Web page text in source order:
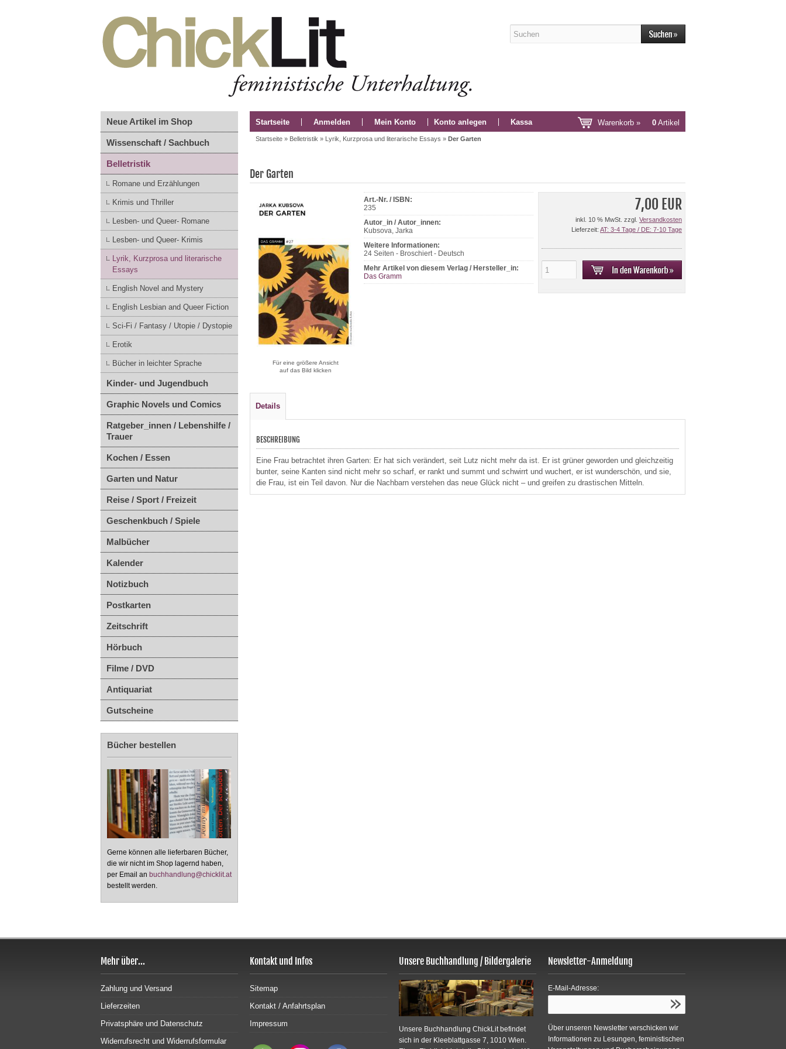
Neue Artikel im Shop
Wissenschaft / Sachbuch
Belletristik
Romane und Erzählungen
Krimis und Thriller
Lesben- und Queer- Romane
Lesben- und Queer- Krimis
Lyrik, Kurzprosa und literarische
Essays
English Novel and Mystery
English Lesbian and Queer Fiction
Sci-Fi / Fantasy / Utopie / Dystopie
Erotik
Bücher in leichter Sprache
Kinder- und Jugendbuch
Graphic Novels und Comics
Ratgeber_innen / Lebenshilfe /
Trauer
Kochen / Essen
Garten und Natur
Reise / Sport / Freizeit
Geschenkbuch / Spiele
Malbücher
Kalender
Notizbuch
Postkarten
Zeitschrift
Hörbuch
Filme / DVD
Antiquariat
Gutscheine
Bücher bestellen
Gerne können alle lieferbaren Bücher,
die wir nicht im Shop lagernd haben,
per Email an buchhandlung@chicklit.at
bestellt werden.
Startseite Anmelden Mein Konto Konto anlegen Kassa Warenkorb » 0 Artikel
Startseite » Belletristik » Lyrik, Kurzprosa und literarische Essays » Der Garten
Der Garten
Für eine größere Ansicht
auf das Bild klicken
Art.-Nr. / ISBN:
235
Autor_in / Autor_innen:
Kubsova, Jarka
Weitere Informationen:
24 Seiten - Broschiert - Deutsch
Mehr Artikel von diesem Verlag / Hersteller_in:
Das Gramm
7,00 EUR
inkl. 10 % MwSt. zzgl. Versandkosten
Lieferzeit: AT: 3-4 Tage / DE: 7-10 Tage
Details
BESCHREIBUNG
Eine Frau betrachtet ihren Garten: Er hat sich verändert, seit Lutz nicht mehr da ist. Er ist grüner geworden und gleichzeitig
bunter, seine Kanten sind nicht mehr so scharf, er rankt und summt und schwirrt und wuchert, er ist wunderschön, und sie,
die Frau, ist ein Teil davon. Nur die Nachbarn verstehen das neue Glück nicht – und greifen zu drastischen Mitteln.
Mehr über...
Zahlung und Versand
Lieferzeiten
Privatsphäre und Datenschutz
Widerrufsrecht und Widerrufsformular
Kontakt und Infos
Sitemap
Kontakt / Anfahrtsplan
Impressum
Unsere Buchhandlung / Bildergalerie
Unsere Buchhandlung ChickLit befindet
sich in der Kleeblattgasse 7, 1010 Wien.
Newsletter-Anmeldung
E-Mail-Adresse:
Über unseren Newsletter verschicken wir
Informationen zu Lesungen, feministischen